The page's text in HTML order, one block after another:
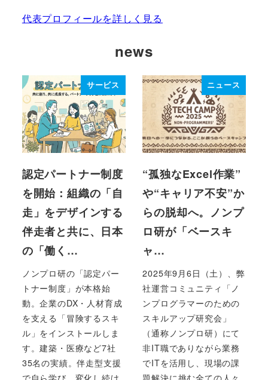
代表プロフィールを詳しく見る
news
サービス
認定パートナー制度
を開始：組織の「自
走」をデザインする
伴走者と共に、日本
の「働く…
ノンプロ研の「認定パー
トナー制度」が本格始
動。企業のDX・人材育成
を支える「冒険するスキ
ル」をインストールしま
す。建築・医療など7社
35名の実績。伴走型支援
で自ら学び、変化し続け
ニュース
“孤独なExcel作業”
や“キャリア不安”か
らの脱却へ。ノンプ
ロ研が「ベースキ
ャ…
2025年9月6日（土）、弊
社運営コミュニティ「ノ
ンプログラマーのための
スキルアップ研究会」
（通称ノンプロ研）にて
非IT職でありながら業務
でITを活用し、現場の課
題解決に挑む全ての人々